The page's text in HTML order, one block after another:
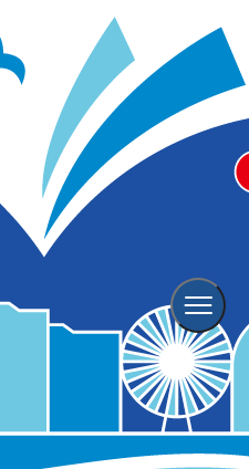
ナ #7月 ワー
クマークをつく